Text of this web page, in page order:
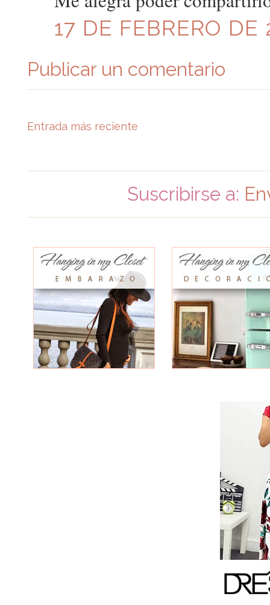
17 DE FEBRERO
Publicar un comentario
Entrada más reciente
Suscribirse a: